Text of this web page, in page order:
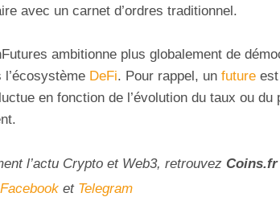
avec un carnet d’ordres traditionnel.
ambitionne plus globalement de
DeFi. Pour rappel, un future
en fonction de l’évolution du taux ou du
l’actu Crypto et Web3, retrouvez Coins.fr
Facebook et Telegram